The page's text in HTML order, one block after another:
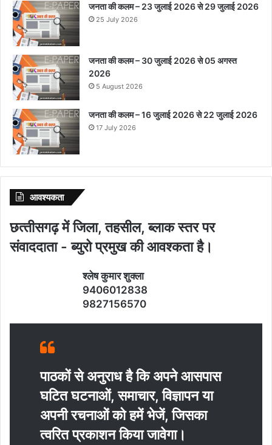
जनता की कलम – 23 जुलाई 2026 से 29 जुलाई 2026
25 July 2026
जनता की कलम – 30 जुलाई 2026 से 05 अगस्त
2026
5 August 2026
जनता की कलम – 16 जुलाई 2026 से 22 जुलाई 2026
17 July 2026
आवश्‍यकता
छत्‍तीसगढ़ में जिला, तहसील, ब्‍लाक स्‍तर पर
संवाददाता - ब्‍युरो प्रमुख की आवश्‍कता है।
श्‍लेष कुमार शुक्‍ला
9406012838
9827156570
पाठकों से अनुराध है कि अपने आसपास
घटित घटनाओं, समाचार, विज्ञापन या
अपनी रचनाओं को हमें भेजें, जिसका
त्‍वरित प्रकाशन किया जावेगा।